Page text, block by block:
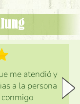
me atendió y
a la persona